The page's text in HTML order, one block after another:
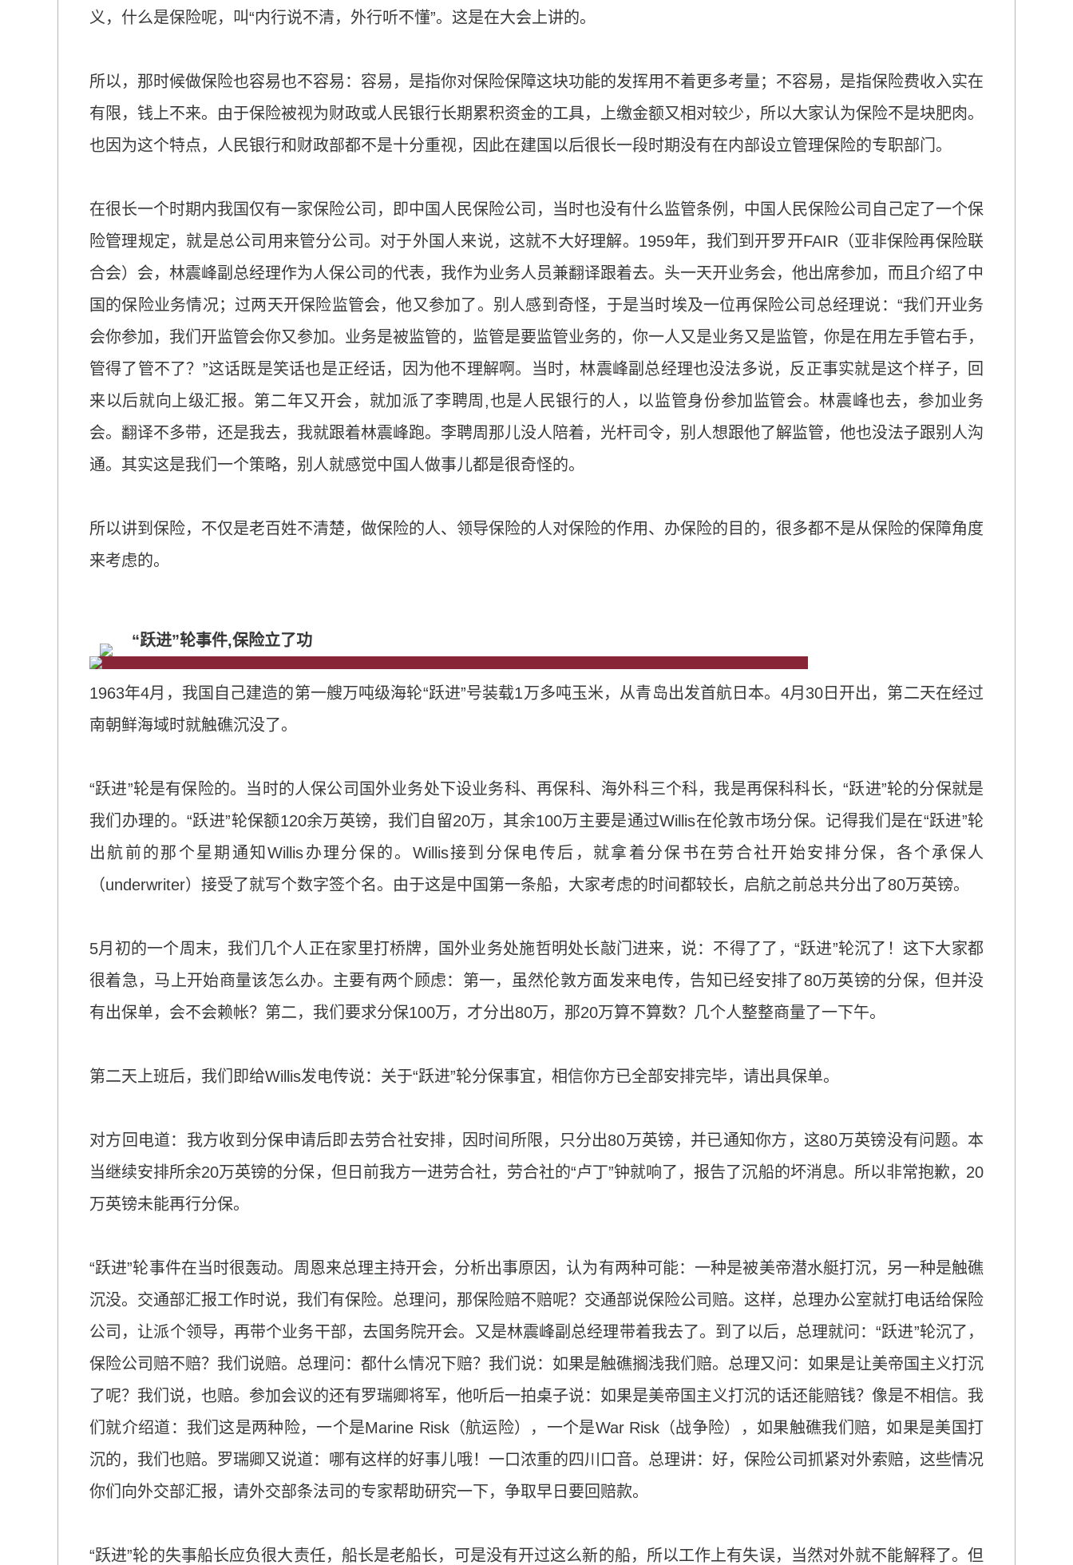
义，什么是保险呢，叫“内行说不清，外行听不懂”。这是在大会上讲的。
所以，那时候做保险也容易也不容易：容易，是指你对保险保障这块功能的发挥用不着更多考量；不容易，是指保险费收入实在
有限，钱上不来。由于保险被视为财政或人民银行长期累积资金的工具，上缴金额又相对较少，所以大家认为保险不是块肥肉。
也因为这个特点，人民银行和财政部都不是十分重视，因此在建国以后很长一段时期没有在内部设立管理保险的专职部门。
在很长一个时期内我国仅有一家保险公司，即中国人民保险公司，当时也没有什么监管条例，中国人民保险公司自己定了一个保
险管理规定，就是总公司用来管分公司。对于外国人来说，这就不大好理解。1959年，我们到开罗开FAIR（亚非保险再保险联
合会）会，林震峰副总经理作为人保公司的代表，我作为业务人员兼翻译跟着去。头一天开业务会，他出席参加，而且介绍了中
国的保险业务情况；过两天开保险监管会，他又参加了。别人感到奇怪，于是当时埃及一位再保险公司总经理说：“我们开业务
会你参加，我们开监管会你又参加。业务是被监管的，监管是要监管业务的，你一人又是业务又是监管，你是在用左手管右手，
管得了管不了？”这话既是笑话也是正经话，因为他不理解啊。当时，林震峰副总经理也没法多说，反正事实就是这个样子，回
来以后就向上级汇报。第二年又开会，就加派了李聘周,也是人民银行的人，以监管身份参加监管会。林震峰也去，参加业务
会。翻译不多带，还是我去，我就跟着林震峰跑。李聘周那儿没人陪着，光杆司令，别人想跟他了解监管，他也没法子跟别人沟
通。其实这是我们一个策略，别人就感觉中国人做事儿都是很奇怪的。
所以讲到保险，不仅是老百姓不清楚，做保险的人、领导保险的人对保险的作用、办保险的目的，很多都不是从保险的保障角度
来考虑的。
“跃进”轮事件,保险立了功
1963年4月，我国自己建造的第一艘万吨级海轮“跃进”号装载1万多吨玉米，从青岛出发首航日本。4月30日开出，第二天在经过
南朝鲜海域时就触礁沉没了。
“跃进”轮是有保险的。当时的人保公司国外业务处下设业务科、再保科、海外科三个科，我是再保科科长，“跃进”轮的分保就是
我们办理的。“跃进”轮保额120余万英镑，我们自留20万，其余100万主要是通过Willis在伦敦市场分保。记得我们是在“跃进”轮
出航前的那个星期通知Willis办理分保的。Willis接到分保电传后，就拿着分保书在劳合社开始安排分保，各个承保人
（underwriter）接受了就写个数字签个名。由于这是中国第一条船，大家考虑的时间都较长，启航之前总共分出了80万英镑。
5月初的一个周末，我们几个人正在家里打桥牌，国外业务处施哲明处长敲门进来，说：不得了了，“跃进”轮沉了！这下大家都
很着急，马上开始商量该怎么办。主要有两个顾虑：第一，虽然伦敦方面发来电传，告知已经安排了80万英镑的分保，但并没
有出保单，会不会赖帐？第二，我们要求分保100万，才分出80万，那20万算不算数？几个人整整商量了一下午。
第二天上班后，我们即给Willis发电传说：关于“跃进”轮分保事宜，相信你方已全部安排完毕，请出具保单。
对方回电道：我方收到分保申请后即去劳合社安排，因时间所限，只分出80万英镑，并已通知你方，这80万英镑没有问题。本
当继续安排所余20万英镑的分保，但日前我方一进劳合社，劳合社的“卢丁”钟就响了，报告了沉船的坏消息。所以非常抱歉，20
万英镑未能再行分保。
“跃进”轮事件在当时很轰动。周恩来总理主持开会，分析出事原因，认为有两种可能：一种是被美帝潜水艇打沉，另一种是触礁
沉没。交通部汇报工作时说，我们有保险。总理问，那保险赔不赔呢？交通部说保险公司赔。这样，总理办公室就打电话给保险
公司，让派个领导，再带个业务干部，去国务院开会。又是林震峰副总经理带着我去了。到了以后，总理就问：“跃进”轮沉了，
保险公司赔不赔？我们说赔。总理问：都什么情况下赔？我们说：如果是触礁搁浅我们赔。总理又问：如果是让美帝国主义打沉
了呢？我们说，也赔。参加会议的还有罗瑞卿将军，他听后一拍桌子说：如果是美帝国主义打沉的话还能赔钱？像是不相信。我
们就介绍道：我们这是两种险，一个是Marine Risk（航运险），一个是War Risk（战争险），如果触礁我们赔，如果是美国打
沉的，我们也赔。罗瑞卿又说道：哪有这样的好事儿哦！一口浓重的四川口音。总理讲：好，保险公司抓紧对外索赔，这些情况
你们向外交部汇报，请外交部条法司的专家帮助研究一下，争取早日要回赔款。
“跃进”轮的失事船长应负很大责任，船长是老船长，可是没有开过这么新的船，所以工作上有失误，当然对外就不能解释了。但